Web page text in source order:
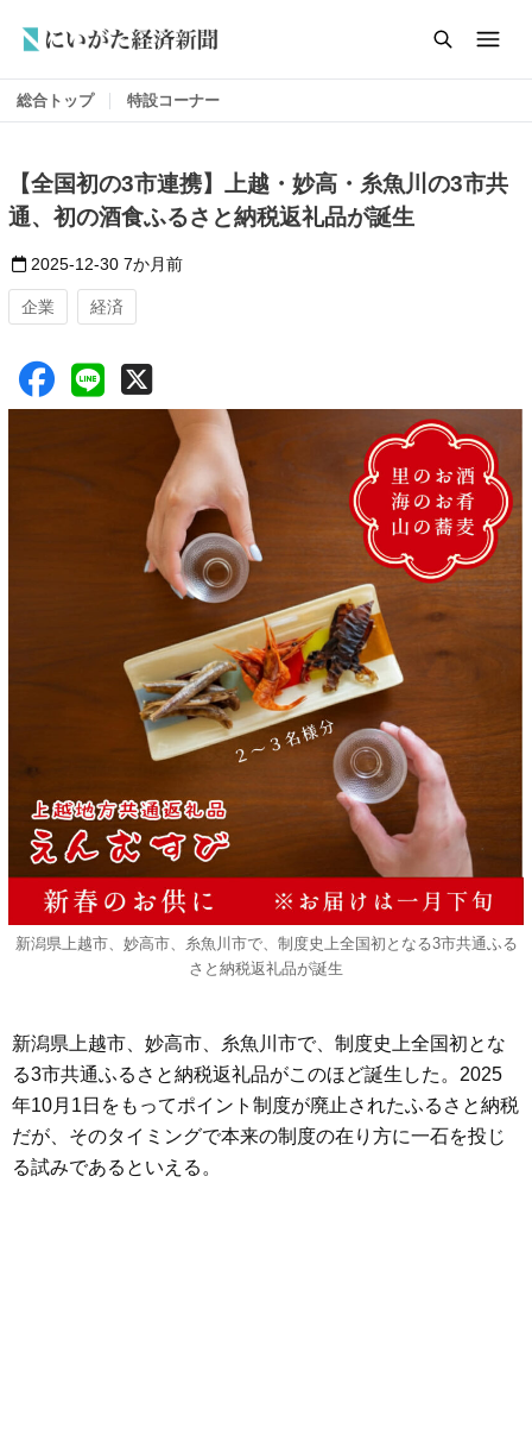
総合トップ 特設コーナー
【全国初の3市連携】上越・妙高・糸魚川の3市共
通、初の酒食ふるさと納税返礼品が誕生
2025-12-30 7か月前
企業 経済
新潟県上越市、妙高市、糸魚川市で、制度史上全国初となる3市共通ふる
さと納税返礼品が誕生
新潟県上越市、妙高市、糸魚川市で、制度史上全国初とな
る3市共通ふるさと納税返礼品がこのほど誕生した。2025
年10月1日をもってポイント制度が廃止されたふるさと納税
だが、そのタイミングで本来の制度の在り方に一石を投じ
る試みであるといえる。